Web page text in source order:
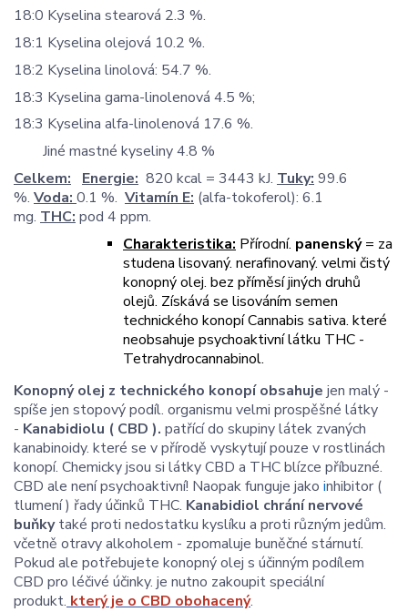
18:0 Kyselina stearová 2.3 %.
18:1 Kyselina olejová 10.2 %.
18:2 Kyselina linolová: 54.7 %.
18:3 Kyselina gama-linolenová 4.5 %;
18:3 Kyselina alfa-linolenová 17.6 %.
Jiné mastné kyseliny 4.8 %
Celkem:
Energie: 820 kcal = 3443 kJ. Tuky: 99.6
%. Voda: 0.1 %. Vitamín E: (alfa-tokoferol): 6.1
mg. THC: pod 4 ppm.
Charakteristika: Přírodní. panenský= za
studena lisovaný. nerafinovaný. velmi čistý
konopný olej. bez příměsí jiných druhů
olejů. Získává se lisováním semen
technického konopí Cannabis sativa. které
neobsahuje psychoaktivní látku THC -
Tetrahydrocannabinol.
Konopný olej z technického konopí obsahuje jen malý -
spíše jen stopový podíl. organismu velmi prospěšné látky
- Kanabidiolu ( CBD ). patřící do skupiny látek zvaných
kanabinoidy. které se v přírodě vyskytují pouze v rostlinách
konopí. Chemicky jsou si látky CBD a THC blízce příbuzné.
CBD ale není psychoaktivní! Naopak funguje jako inhibitor (
tlumení ) řady účinků THC. Kanabidiol chrání nervové
buňkytaké proti nedostatku kyslíku a proti různým jedům.
včetně otravy alkoholem - zpomaluje buněčné stárnutí.
Pokud ale potřebujete konopný olej s účinným podílem
CBD pro léčivé účinky. je nutno zakoupit speciální
produkt. který je o CBD obohacený.